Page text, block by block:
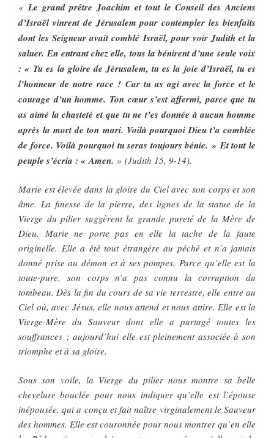
« Le grand prêtre Joachim et tout le Conseil des Anciens
d’Israël vinrent de Jérusalem pour contempler les bienfaits
dont les Seigneur avait comblé Israël, pour voir Judith et la
saluer. En entrant chez elle, tous la bénirent d’une seule voix
: « Tu es la gloire de Jérusalem, tu es la joie d’Israël, tu es
l’honneur de notre race ! Car tu as agi avec la force et le
courage d’un homme. Ton cœur s’est affermi, parce que tu
as aimé la chasteté et que tu ne t’es donnée à aucun homme
après la mort de ton mari. Voilà pourquoi Dieu t’a comblée
de force. Voilà pourquoi tu seras toujours bénie. » Et tout le
peuple s’écria : « Amen. » (Judith 15, 9-14).
Marie est élevée dans la gloire du Ciel avec son corps et son
âme. La finesse de la pierre, des lignes de la statue de la
Vierge du pilier suggèrent la grande pureté de la Mère de
Dieu. Marie ne porte pas en elle la tache de la faute
originelle. Elle a été tout étrangère au péché et n’a jamais
donné prise au démon et à ses pompes. Parce qu’elle est la
toute-pure, son corps n’a pas connu la corruption du
tombeau. Dès la fin du cours de sa vie terrestre, elle entre au
Ciel où, avec Jésus, elle nous attend et nous attire. Elle est la
Vierge-Mère du Sauveur dont elle a partagé toutes les
souffrances ; aujourd’hui elle est pleinement associée à son
triomphe et à sa gloire.
Sous son voile, la Vierge du pilier nous montre sa belle
chevelure bouclée pour nous indiquer qu’elle est l’épouse
inépousée, qui a conçu et fait naître virginalement le Sauveur
des hommes. Elle est couronnée pour nous montrer qu’en elle